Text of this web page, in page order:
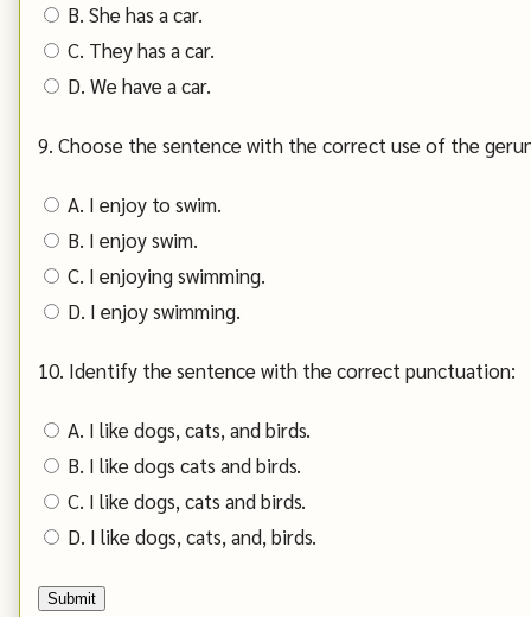
B. She has a car.
C. They has a car.
D. We have a car.
9. Choose the sentence with the correct use of the
A. I enjoy to swim.
B. I enjoy swim.
C. I enjoying swimming.
D. I enjoy swimming.
10. Identify the sentence with the correct punctuation:
A. I like dogs, cats, and birds.
B. I like dogs cats and birds.
C. I like dogs, cats and birds.
D. I like dogs, cats, and, birds.
Submit